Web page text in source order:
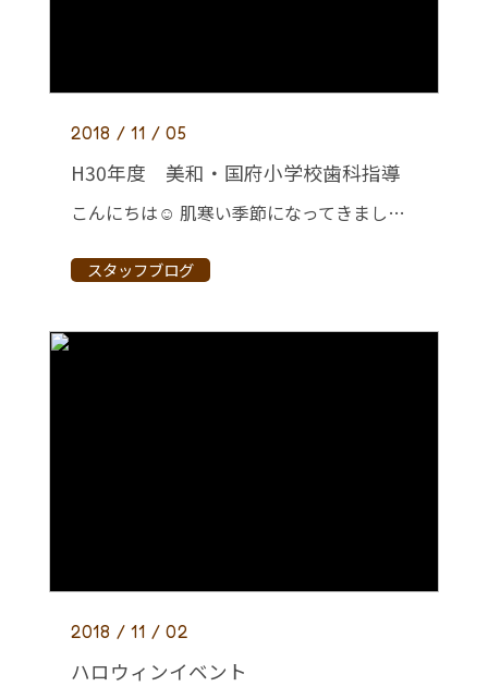
2018 / 11 / 05
H30年度 美和・国府小学校歯科指導
こんにちは☺ 肌寒い季節になってきましたね。 今年も小学校に歯科指導に行ってきました。 1年生から6年生までそれぞれ異なったテーマの話をみんなしっかり聞いてくれました。 歯科指導が終わった後はきれいに磨ける […]
スタッフブログ
2018 / 11 / 02
ハロウィンイベント